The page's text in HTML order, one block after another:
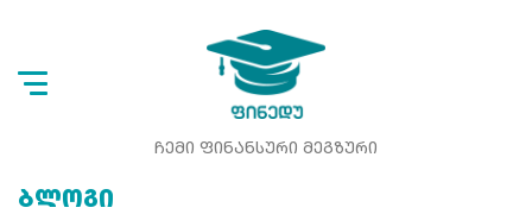
ᲩᲔᲛᲘ ᲤᲘᲜᲐᲜᲡᲣᲠᲘ ᲛᲔᲒᲖᲣᲠᲘ
ᲑᲚᲝᲒᲘ